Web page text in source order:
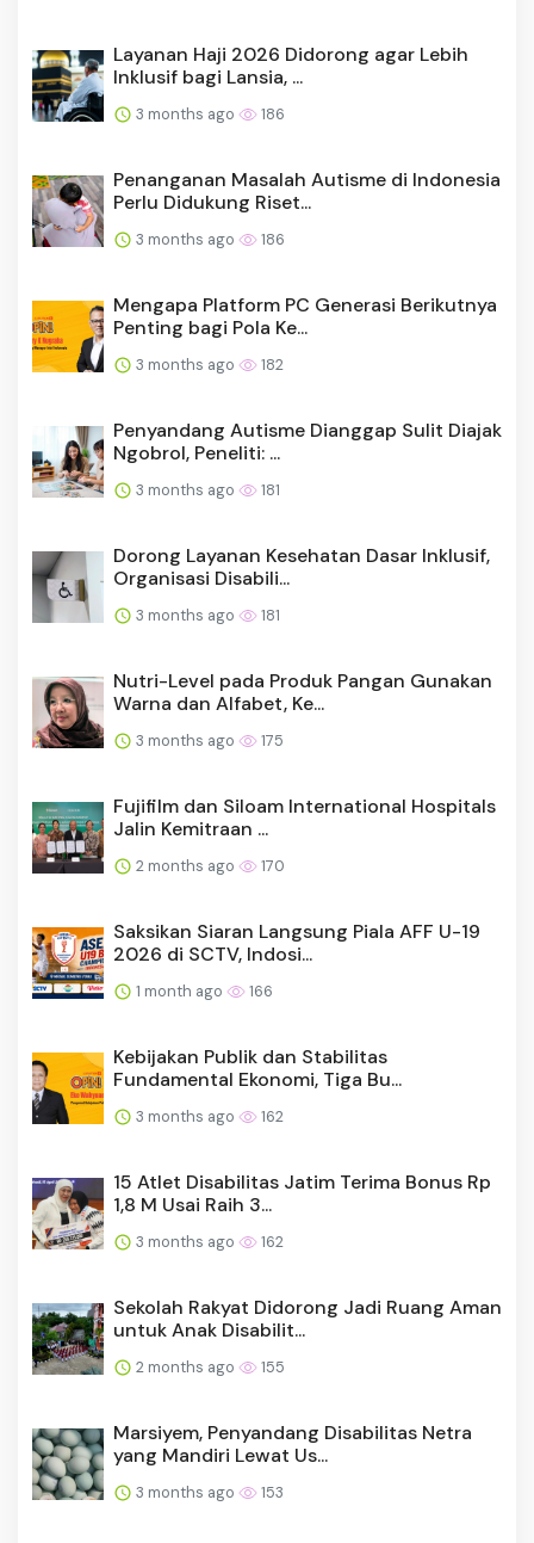
Layanan Haji 2026 Didorong agar Lebih
Inklusif bagi Lansia, ...
3 months ago 186
Penanganan Masalah Autisme di Indonesia
Perlu Didukung Riset...
3 months ago 186
Mengapa Platform PC Generasi Berikutnya
Penting bagi Pola Ke...
3 months ago 182
Penyandang Autisme Dianggap Sulit Diajak
Ngobrol, Peneliti: ...
3 months ago 181
Dorong Layanan Kesehatan Dasar Inklusif,
Organisasi Disabili...
3 months ago 181
Nutri-Level pada Produk Pangan Gunakan
Warna dan Alfabet, Ke...
3 months ago 175
Fujifilm dan Siloam International Hospitals
Jalin Kemitraan ...
2 months ago 170
Saksikan Siaran Langsung Piala AFF U-19
2026 di SCTV, Indosi...
1 month ago 166
Kebijakan Publik dan Stabilitas
Fundamental Ekonomi, Tiga Bu...
3 months ago 162
15 Atlet Disabilitas Jatim Terima Bonus Rp
1,8 M Usai Raih 3...
3 months ago 162
Sekolah Rakyat Didorong Jadi Ruang Aman
untuk Anak Disabilit...
2 months ago 155
Marsiyem, Penyandang Disabilitas Netra
yang Mandiri Lewat Us...
3 months ago 153